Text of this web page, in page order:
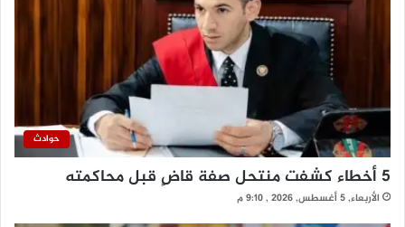
حوادث
5 أخطاء كشفت منتحل صفة قاضٍ قبل محاكمته
الأربعاء, 5 أغسطس, 2026 , 9:10 م